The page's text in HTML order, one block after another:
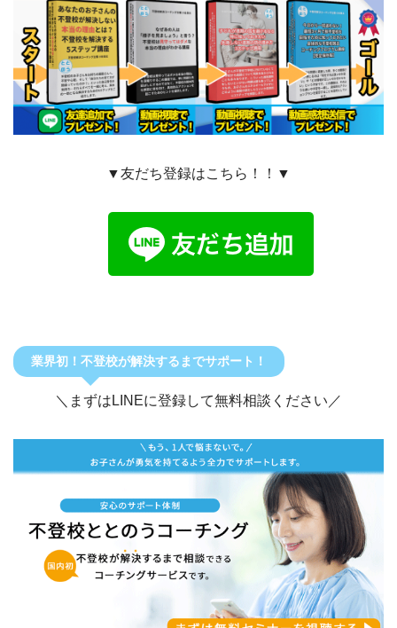
▼友だち登録はこちら！！▼
業界初！不登校が解決するまでサポート！
＼まずはLINEに登録して無料相談ください／